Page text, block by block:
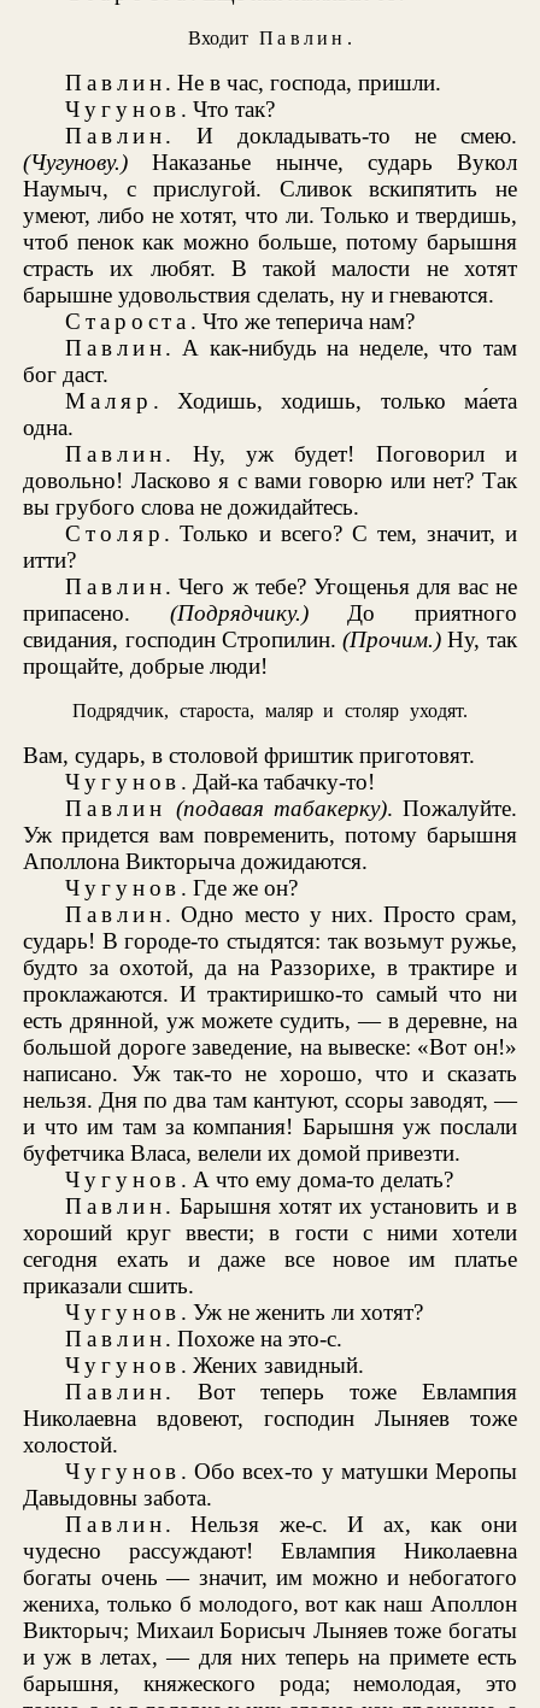
ВходитПавлин .
Павлин. Не в час, господа, пришли.
Чугунов . Что так?
Павлин. И докладывать-то не смею.
(Чугунову.) Наказанье нынче, сударь Вукол
Наумыч, с прислугой. Сливок вскипятить не
умеют, либо не хотят, что ли. Только и твердишь,
чтоб пенок как можно больше, потому барышня
страсть их любят. В такой малости не хотят
барышне удовольствия сделать, ну и гневаются.
Староста . Что же теперича нам?
Павлин. А как-нибудь на неделе, что там
бог даст.
Маляр . Ходишь, ходишь, только ма́ета
одна.
Павлин. Ну, уж будет! Поговорил и
довольно! Ласково я с вами говорю или нет? Так
вы грубого слова не дожидайтесь.
Столяр . Только и всего? С тем, значит, и
итти?
Павлин. Чего ж тебе? Угощенья для вас не
припасено. (Подрядчику.)До приятного
свидания, господин Стропилин.(Прочим.) Ну, так
прощайте, добрые люди!
Подрядчик, староста, маляр и столяр уходят.
Вам, сударь, в столовой фриштик приготовят.
Чугунов . Дай-ка табачку-то!
Павлин (подавая табакерку). Пожалуйте.
Уж придется вам повременить, потому барышня
Аполлона Викторыча дожидаются.
Чугунов . Где же он?
Павлин. Одно место у них. Просто срам,
сударь! В городе-то стыдятся: так возьмут ружье,
будто за охотой, да на Раззорихе, в трактире и
проклажаются. И трактиришко-то самый что ни
есть дрянной, уж можете судить, — в деревне, на
большой дороге заведение, на вывеске: «Вот он!»
написано. Уж так-то не хорошо, что и сказать
нельзя. Дня по два там кантуют, ссоры заводят, —
и что им там за компания! Барышня уж послали
буфетчика Власа, велели их домой привезти.
Чугунов . А что ему дома-то делать?
Павлин. Барышня хотят их установить и в
хороший круг ввести; в гости с ними хотели
сегодня ехать и даже все новое им платье
приказали сшить.
Чугунов . Уж не женить ли хотят?
Павлин. Похоже на это-с.
Чугунов . Жених завидный.
Павлин. Вот теперь тоже Евлампия
Николаевна вдовеют, господин Лыняев тоже
холостой.
Чугунов . Обо всех-то у матушки Меропы
Давыдовны забота.
Павлин. Нельзя же-с. И ах, как они
чудесно рассуждают! Евлампия Николаевна
богаты очень — значит, им можно и небогатого
жениха, только б молодого, вот как наш Аполлон
Викторыч; Михаил Борисыч Лыняев тоже богаты
и уж в летах, — для них теперь на примете есть
барышня, княжеского рода; немолодая, это